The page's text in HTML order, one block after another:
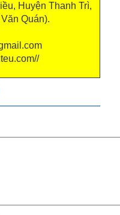
Huyện Thanh Trì,
Quán).